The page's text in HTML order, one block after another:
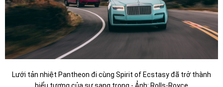
Lưới tản nhiệt Pantheon đi cùng Spirit of Ecstasy đã trở thành